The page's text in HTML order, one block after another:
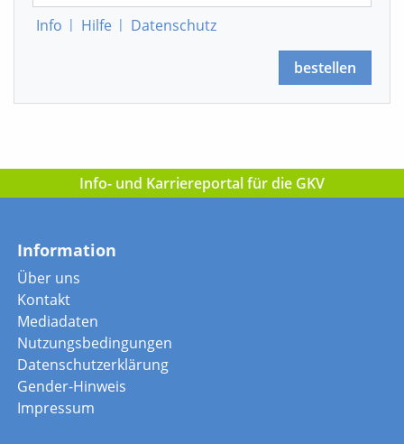
Info | Hilfe | Datenschutz
bestellen
Info- und Karriereportal für die GKV
Information
Über uns
Kontakt
Mediadaten
Nutzungsbedingungen
Datenschutzerklärung
Gender-Hinweis
Impressum